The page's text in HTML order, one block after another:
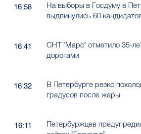
16:58
На выборы в Госдуму в
выдвинулись 60
16:41
СНТ "Марс" отметило 35-
дорогами
16:32
В Петербурге резко
градусов после жары
16:11
Петербуржцев